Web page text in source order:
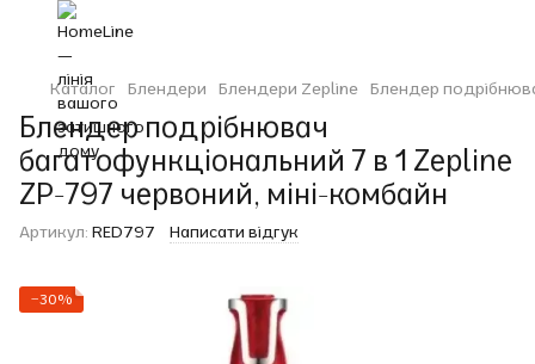
Каталог Блендери Блендери Zepline Блендер
Блендер подрібнювач
багатофункціональний 7 в 1 Zepline
ZP-797 червоний, міні-комбайн
Артикул: RED797 Написати відгук
−30%